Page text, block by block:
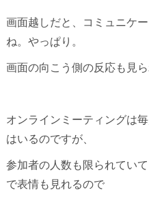
画面越しだと、コミュニケ
ね。やっぱり。
画面の向こう側の反応も見ら
オンラインミーティングは
はいるのですが、
参加者の人数も限られてい
で表情も見れるので